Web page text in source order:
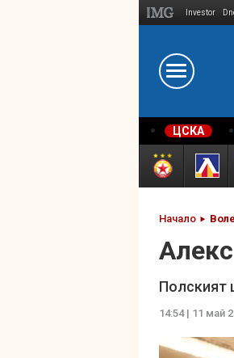
Investor
ЦСКА
Начало
Полският
14:54 | 11 май